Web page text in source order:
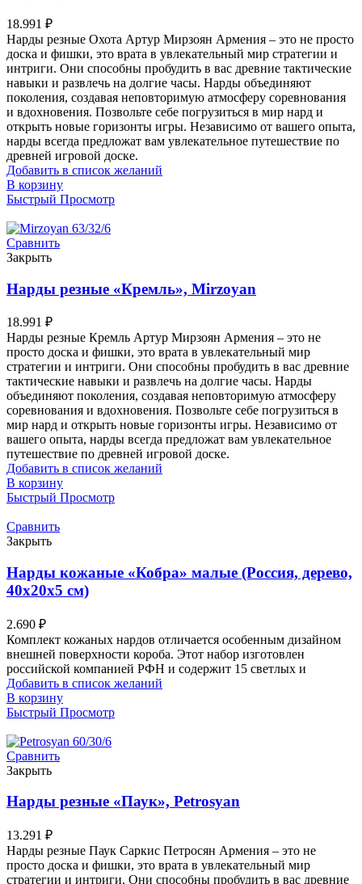
18.991 ₽
Нарды резные Охота Артур Мирзоян Армения – это не просто
доска и фишки, это врата в увлекательный мир стратегии и
интриги. Они способны пробудить в вас древние тактические
навыки и развлечь на долгие часы. Нарды объединяют
поколения, создавая неповторимую атмосферу соревнования
и вдохновения. Позвольте себе погрузиться в мир нард и
открыть новые горизонты игры. Независимо от вашего опыта,
нарды всегда предложат вам увлекательное путешествие по
древней игровой доске.
Добавить в список желаний
В корзину
Быстрый Просмотр
Сравнить
Закрыть
Нарды резные «Кремль», Mirzoyan
18.991 ₽
Нарды резные Кремль Артур Мирзоян Армения – это не
просто доска и фишки, это врата в увлекательный мир
стратегии и интриги. Они способны пробудить в вас древние
тактические навыки и развлечь на долгие часы. Нарды
объединяют поколения, создавая неповторимую атмосферу
соревнования и вдохновения. Позвольте себе погрузиться в
мир нард и открыть новые горизонты игры. Независимо от
вашего опыта, нарды всегда предложат вам увлекательное
путешествие по древней игровой доске.
Добавить в список желаний
В корзину
Быстрый Просмотр
Сравнить
Закрыть
Нарды кожаные «Кобра» малые (Россия, дерево,
40х20х5 см)
2.690 ₽
Комплект кожаных нардов отличается особенным дизайном
внешней поверхности короба. Этот набор изготовлен
российской компанией РФН и содержит 15 светлых и
Добавить в список желаний
В корзину
Быстрый Просмотр
Сравнить
Закрыть
Нарды резные «Паук», Petrosyan
13.291 ₽
Нарды резные Паук Саркис Петросян Армения – это не
просто доска и фишки, это врата в увлекательный мир
стратегии и интриги. Они способны пробудить в вас древние